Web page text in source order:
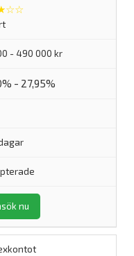
- 490 000 kr
- 27,95%
nu